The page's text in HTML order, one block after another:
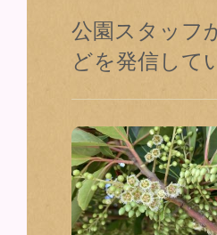
公園スタッフ
どを発信して